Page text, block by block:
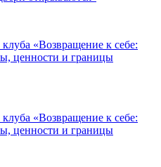
«Возвращение к себе:
ценности и границы
«Возвращение к себе:
ценности и границы